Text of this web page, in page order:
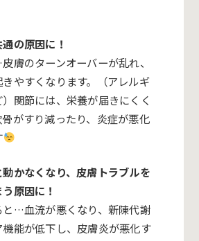
の原因に！
膚のターンオーバーが乱れ、
やすくなります。（アレルギ
関節には、栄養が届きにくく
がすり減ったり、炎症が悪化
かなくなり、皮膚トラブルを
原因に！
と…血流が悪くなり、新陳代謝
機能が低下し、皮膚炎が悪化す